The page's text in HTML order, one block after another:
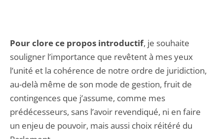
Pour clore ce propos introductif, je souhaite
souligner l’importance que revêtent à mes yeux
l’unité et la cohérence de notre ordre de juridiction,
au-delà même de son mode de gestion, fruit de
contingences que j’assume, comme mes
prédécesseurs, sans l’avoir revendiqué, ni en faire
un enjeu de pouvoir, mais aussi choix réitéré du